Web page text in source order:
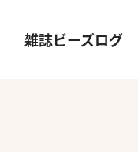
雑誌ビーズログ